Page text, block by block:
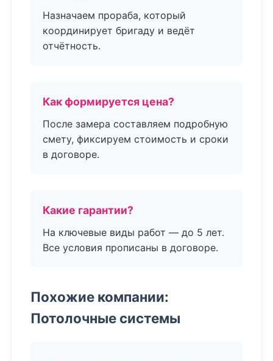
Назначаем прораба, который
координирует бригаду и ведёт
отчётность.
Как формируется цена?
После замера составляем подробную
смету, фиксируем стоимость и сроки
в договоре.
Какие гарантии?
На ключевые виды работ — до 5 лет.
Все условия прописаны в договоре.
Похожие компании:
Потолочные системы